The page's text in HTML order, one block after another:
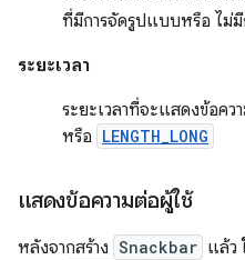
ที่มีการจัดรูปแบบหรือ ไม่
ระยะเวลา
ระยะเวลาที่จะแสดงข้อคว
หรือ LENGTH_LONG
แสดงข้อความต่อผู้ใช้
หลังจากสร้าง Snackbar แล้ว